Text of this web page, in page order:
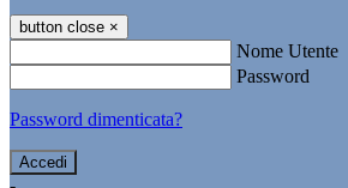
button close ×
Nome Utente
Password
Password dimenticata?